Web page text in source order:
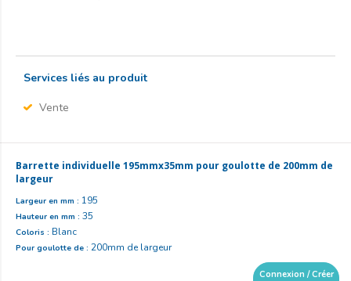
Services liés au produit
Vente
Barrette individuelle 195mmx35mm pour goulotte de 200mm de
largeur
Largeur en mm : 195
Hauteur en mm : 35
Coloris : Blanc
Pour goulotte de : 200mm de largeur
Connexion / Créer